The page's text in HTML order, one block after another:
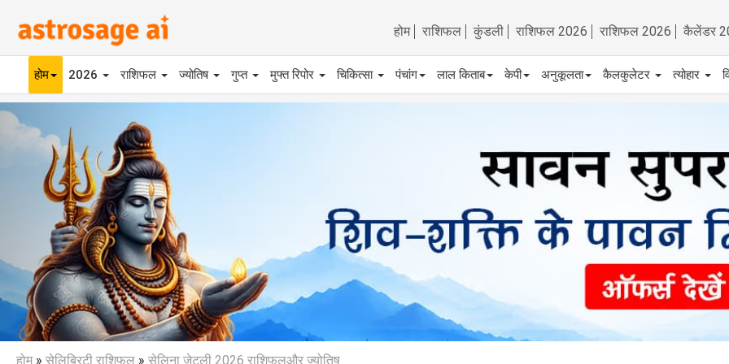
होम राशिफल कुंडली राशिफल 2026 राशिफल 2026 कैलेंडर
होम 2026 राशिफल ज्योतिष गुप्त मुफ्त रिपोर चिकित्सा पंचांग लाल किताब केपी अनुकूलता कैलकुलेटर त्योहार
Previous
होम» सेलिब्रिटी राशिफल » सेलिना जेटली 2026 राशिफलऔर ज्योतिष